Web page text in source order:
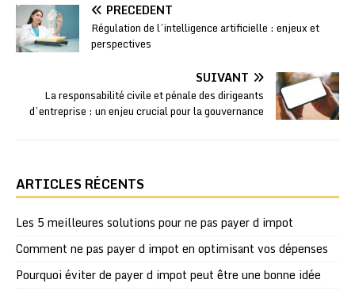
PRÉCÉDENT
Régulation de l’intelligence artificielle : enjeux et
perspectives
SUIVANT
La responsabilité civile et pénale des dirigeants
d’entreprise : un enjeu crucial pour la gouvernance
ARTICLES RÉCENTS
Les 5 meilleures solutions pour ne pas payer d impot
Comment ne pas payer d impot en optimisant vos dépenses
Pourquoi éviter de payer d impot peut être une bonne idée